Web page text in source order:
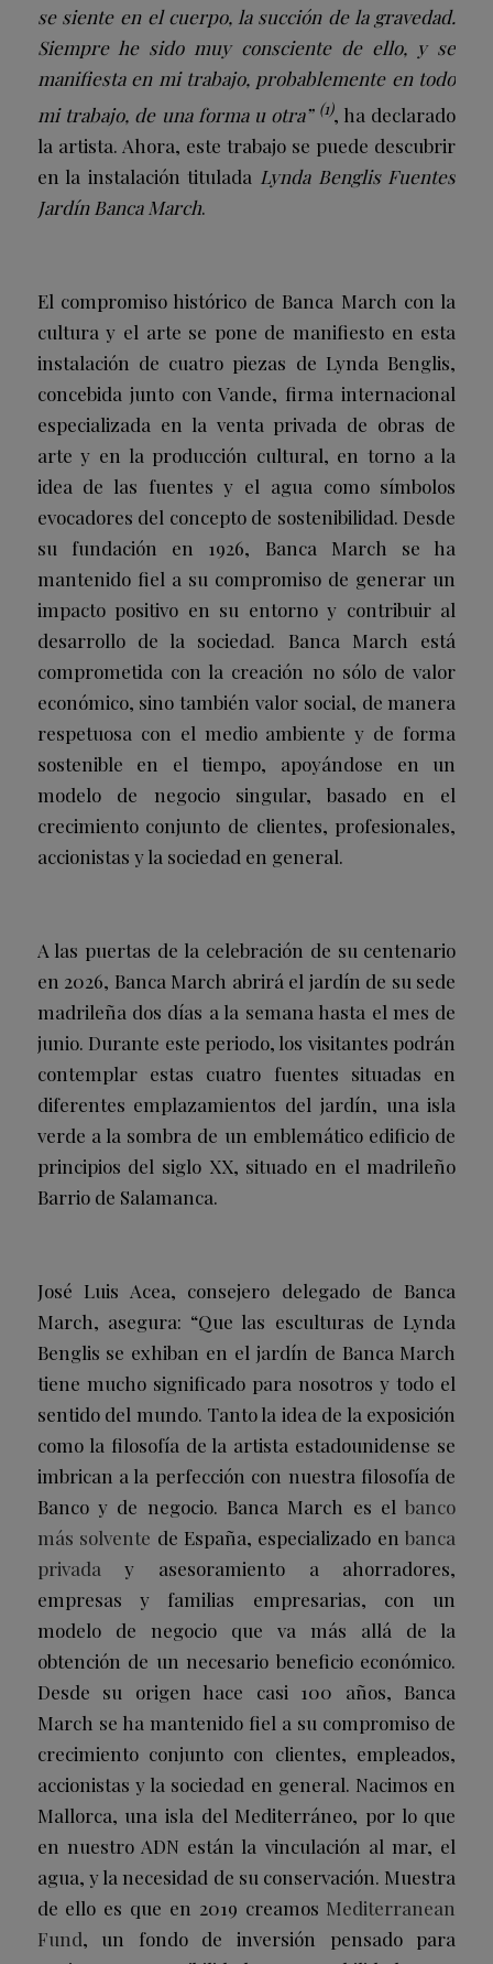
se siente en el cuerpo, la succión de la gravedad.
Siempre he sido muy consciente de ello, y se
manifiesta en mi trabajo, probablemente en todo
mi trabajo, de una forma u otra” (1), ha declarado
la artista. Ahora, este trabajo se puede descubrir
en la instalación titulada Lynda Benglis Fuentes
Jardín Banca March.
El compromiso histórico de Banca March con la
cultura y el arte se pone de manifiesto en esta
instalación de cuatro piezas de Lynda Benglis,
concebida junto con Vande, firma internacional
especializada en la venta privada de obras de
arte y en la producción cultural, en torno a la
idea de las fuentes y el agua como símbolos
evocadores del concepto de sostenibilidad. Desde
su fundación en 1926, Banca March se ha
mantenido fiel a su compromiso de generar un
impacto positivo en su entorno y contribuir al
desarrollo de la sociedad. Banca March está
comprometida con la creación no sólo de valor
económico, sino también valor social, de manera
respetuosa con el medio ambiente y de forma
sostenible en el tiempo, apoyándose en un
modelo de negocio singular, basado en el
crecimiento conjunto de clientes, profesionales,
accionistas y la sociedad en general.
A las puertas de la celebración de su centenario
en 2026, Banca March abrirá el jardín de su sede
madrileña dos días a la semana hasta el mes de
junio. Durante este periodo, los visitantes podrán
contemplar estas cuatro fuentes situadas en
diferentes emplazamientos del jardín, una isla
verde a la sombra de un emblemático edificio de
principios del siglo XX, situado en el madrileño
Barrio de Salamanca.
José Luis Acea, consejero delegado de Banca
March, asegura: “Que las esculturas de Lynda
Benglis se exhiban en el jardín de Banca March
tiene mucho significado para nosotros y todo el
sentido del mundo. Tanto la idea de la exposición
como la filosofía de la artista estadounidense se
imbrican a la perfección con nuestra filosofía de
Banco y de negocio. Banca March es elbanco
más solvente de España, especializado enbanca
privada y asesoramiento a ahorradores,
empresas y familias empresarias, con un
modelo de negocio que va más allá de la
obtención de un necesario beneficio económico.
Desde su origen hace casi 100 años, Banca
March se ha mantenido fiel a su compromiso de
crecimiento conjunto con clientes, empleados,
accionistas y la sociedad en general. Nacimos en
Mallorca, una isla del Mediterráneo, por lo que
en nuestro ADN están la vinculación al mar, el
agua, y la necesidad de su conservación. Muestra
de ello es que en 2019 creamos Mediterranean
Fund, un fondo de inversión pensado para